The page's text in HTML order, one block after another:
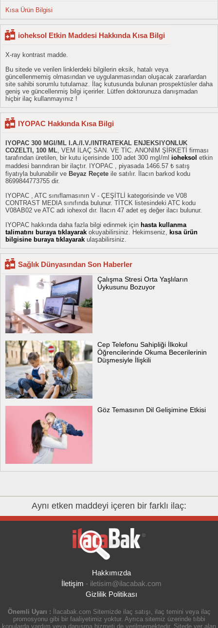
Kısa Ürün Bilgisi
ioheksol Etkin Maddesi Hakkında Kısa Bilgi
X-ray kontrast madde.
Bu sitede ve verilen linklerdeki bilgilerin eksik, hatalı veya
güncellenmemiş olmasından ve uygulanmasından oluşacak zararlardan
site sahibi sorumlu tutulamaz. İlaç kutusunda bulunan prospektüsler daha
geniş ve güncellenmiş bilgi içerirler. Lütfen doktorunuza danışmadan
hiçbir ilaç kullanmayınız !
IYOPAC Hakkında Kısa Bilgi
IYOPAC 300 MGI/ML I.A./I.V./INTRATEKAL ENJEKSIYONLUK
COZELTI, 100 ML , VEM İLAÇ SAN. VE TİC. ANONİM ŞİRKETİ firması
tarafından üretilen, bir kutu içerisinde 100 adet 300 mgI/ml ioheksol etkin
maddesi barındıran bir ilaçtır. IYOPAC , piyasada 1466.57 ₺ satış
fiyatıyla bulunabilir ve Beyaz Reçete ile satılır. İlacın barkod kodu
8699844773755 dir.
IYOPAC , ATC sınıflamasının V - ÇEŞİTLİ kategorisinde ve V08
CONTRAST MEDIA sınıfında bulunur. TİTCK listesindeki ATC kodu
V08AB02 ve ATC adı iohexol dır. İlacın 47 adet eş değer ilacı bulunur.
IYOPAC hakkında daha fazla bilgi edinmek için hasta kullanma
talimatını buraya tıklayarak okuyabilirsiniz. Hekimseniz,
kısa ürün
bilgisine buraya tıklayarak ulaşabilirsiniz.
Sağlık Dünyasından Son Haberler
Çalışma Stresi Orta Yaşlıların
Uykusunu Bozuyor
Cep Telefonu Sahipliği İlkokul
Öğrencilerinde Okuma Becerilerinin
Düşmesiyle İlişkili
Göz Temasının Dil Gelişimine Etkisi
Aynı etken maddeyi içeren bir farklı ilaç:
Hakkımızda
İletişim - iletisim@ilacabak.com
Gizlilik Politikası
Önemli Uyarı :
İlacabak.com Sitemizde ilaç satışı, ilaç temini veya ilaç
promosyonu gibi bir faaliyetimiz yoktur. Ayrıca sitemiz üzerinde tıbbi
konularda yardım veya danışma hizmeti de verilmemektedir. Sitede yer alan